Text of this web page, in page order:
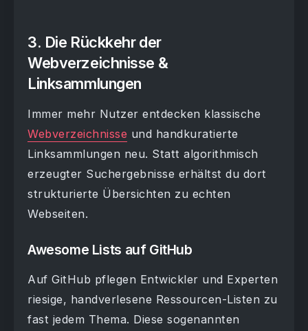
3. Die Rückkehr der
Webverzeichnisse &
Linksammlungen
Immer mehr Nutzer entdecken klassische
Webverzeichnisse und handkuratierte
Linksammlungen neu. Statt algorithmisch
erzeugter Suchergebnisse erhältst du dort
strukturierte Übersichten zu echten
Webseiten.
Awesome Lists auf GitHub
Auf GitHub pflegen Entwickler und Experten
riesige, handverlesene Ressourcen-Listen zu
fast jedem Thema. Diese sogenannten